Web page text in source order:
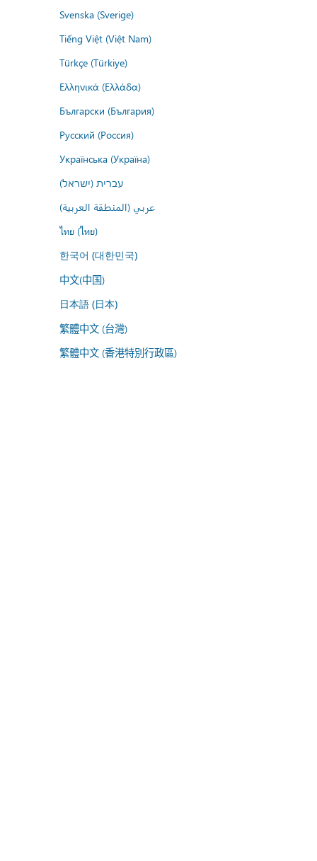
Svenska (Sverige)
Tiếng Việt (Việt Nam)
Türkçe (Türkiye)
Ελληνικά (Ελλάδα)
Български (България)
Русский (Россия)
Українська (Україна)
עברית (ישראל)
عربي (المنطقة العربية)
ไทย (ไทย)
한국어 (대한민국)
中文(中国)
日本語 (日本)
繁體中文 (台灣)
繁體中文 (香港特別行政區)